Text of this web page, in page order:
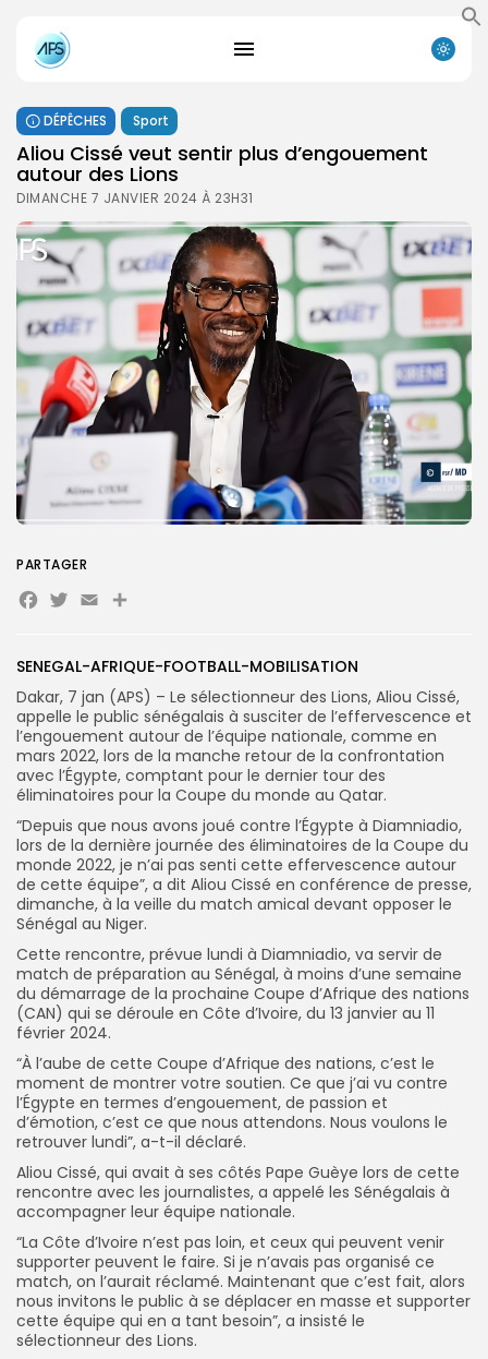
Search
DÉPÊCHES Sport
Aliou Cissé veut sentir plus d’engouement
autour des Lions
DIMANCHE 7 JANVIER 2024 À 23H31
SENEGAL-AFRIQUE-FOOTBALL-MOBILISATION
Dakar, 7 jan (APS) – Le sélectionneur des Lions, Aliou Cissé,
appelle le public sénégalais à susciter de l’effervescence et
l’engouement autour de l’équipe nationale, comme en
mars 2022, lors de la manche retour de la confrontation
avec l’Égypte, comptant pour le dernier tour des
éliminatoires pour la Coupe du monde au Qatar.
“Depuis que nous avons joué contre l’Égypte à Diamniadio,
lors de la dernière journée des éliminatoires de la Coupe du
monde 2022, je n’ai pas senti cette effervescence autour
de cette équipe”, a dit Aliou Cissé en conférence de presse,
dimanche, à la veille du match amical devant opposer le
Sénégal au Niger.
Cette rencontre, prévue lundi à Diamniadio, va servir de
match de préparation au Sénégal, à moins d’une semaine
du démarrage de la prochaine Coupe d’Afrique des nations
(CAN) qui se déroule en Côte d’Ivoire, du 13 janvier au 11
février 2024.
“À l’aube de cette Coupe d’Afrique des nations, c’est le
moment de montrer votre soutien. Ce que j’ai vu contre
l’Égypte en termes d’engouement, de passion et
d’émotion, c’est ce que nous attendons. Nous voulons le
retrouver lundi”, a-t-il déclaré.
Aliou Cissé, qui avait à ses côtés Pape Guèye lors de cette
rencontre avec les journalistes, a appelé les Sénégalais à
accompagner leur équipe nationale.
“La Côte d’Ivoire n’est pas loin, et ceux qui peuvent venir
supporter peuvent le faire. Si je n’avais pas organisé ce
match, on l’aurait réclamé. Maintenant que c’est fait, alors
nous invitons le public à se déplacer en masse et supporter
cette équipe qui en a tant besoin”, a insisté le
sélectionneur des Lions.
PARTAGER
Facebook
Twitter
EmailPartager